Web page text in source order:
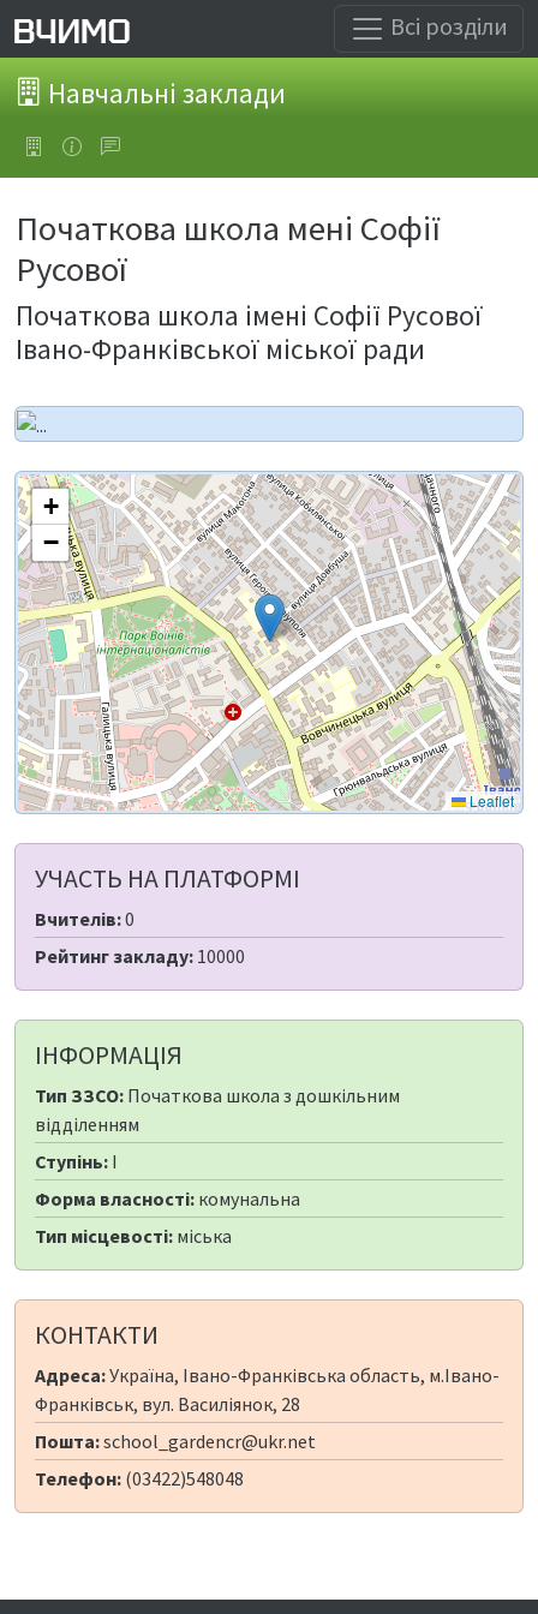
Всі розділи
Навчальні заклади
Початкова школа мені Софії
Русової
Початкова школа імені Софії Русової
Івано-Франківської міської ради
+
−
Leaflet
УЧАСТЬ НА ПЛАТФОРМІ
Вчителів:0
Рейтинг закладу: 10000
ІНФОРМАЦІЯ
Тип ЗЗСО: Початкова школа з дошкільним
відділенням
Ступінь: I
Форма власності: комунальна
Тип місцевості: міська
КОНТАКТИ
Адреса:Україна, Івано-Франківська область, м.Івано-
Франківськ, вул. Василіянок, 28
Пошта:school_gardencr@ukr.net
Телефон: (03422)548048